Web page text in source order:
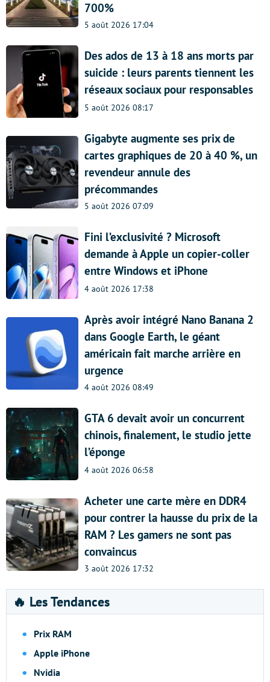
700%
5 août 2026 17:04
Des ados de 13 à 18 ans morts par
suicide : leurs parents tiennent les
réseaux sociaux pour responsables
5 août 2026 08:17
Gigabyte augmente ses prix de
cartes graphiques de 20 à 40 %, un
revendeur annule des
précommandes
5 août 2026 07:09
Fini l’exclusivité ? Microsoft
demande à Apple un copier-coller
entre Windows et iPhone
4 août 2026 17:38
Après avoir intégré Nano Banana 2
dans Google Earth, le géant
américain fait marche arrière en
urgence
4 août 2026 08:49
GTA 6 devait avoir un concurrent
chinois, finalement, le studio jette
l’éponge
4 août 2026 06:58
Acheter une carte mère en DDR4
pour contrer la hausse du prix de la
RAM ? Les gamers ne sont pas
convaincus
3 août 2026 17:32
🔥 Les Tendances
Prix RAM
Apple iPhone
Nvidia